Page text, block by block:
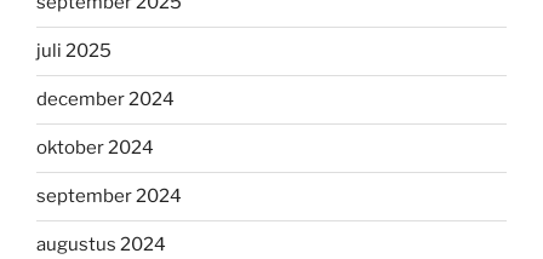
juli 2025
december 2024
oktober 2024
september 2024
augustus 2024